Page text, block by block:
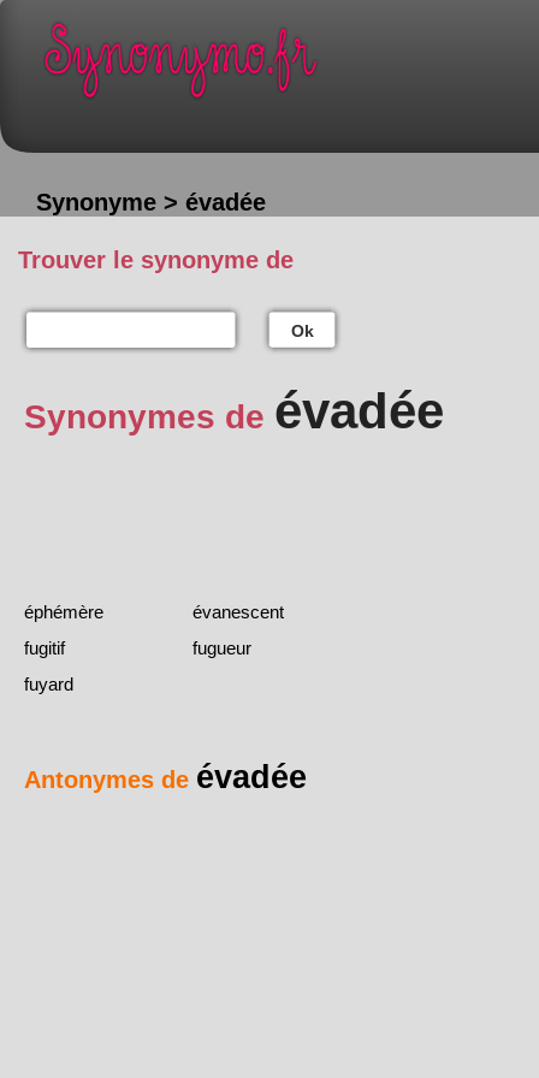
Synonyme > évadée
Trouver le synonyme de
Ok
Synonymes de évadée
éphémère
évanescent
fugitif
fugueur
fuyard
Antonymes de évadée